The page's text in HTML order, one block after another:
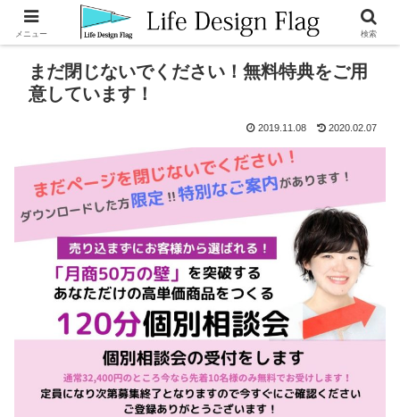
まだ閉じないでください！無料特典をご用
意しています！
2019.11.08 2020.02.07
メニュー 検索